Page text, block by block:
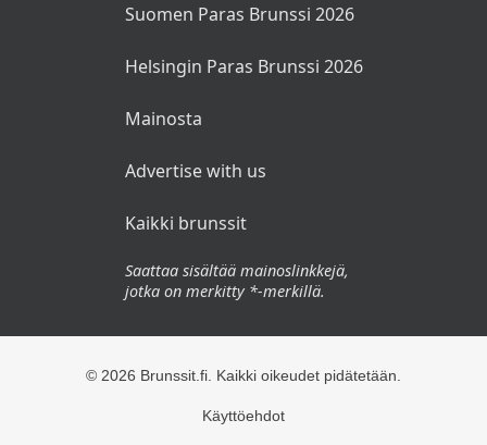
Suomen Paras Brunssi 2026
Helsingin Paras Brunssi 2026
Mainosta
Advertise with us
Kaikki brunssit
Saattaa sisältää mainoslinkkejä,
jotka on merkitty *-merkillä.
© 2026 Brunssit.fi. Kaikki oikeudet pidätetään.
Käyttöehdot